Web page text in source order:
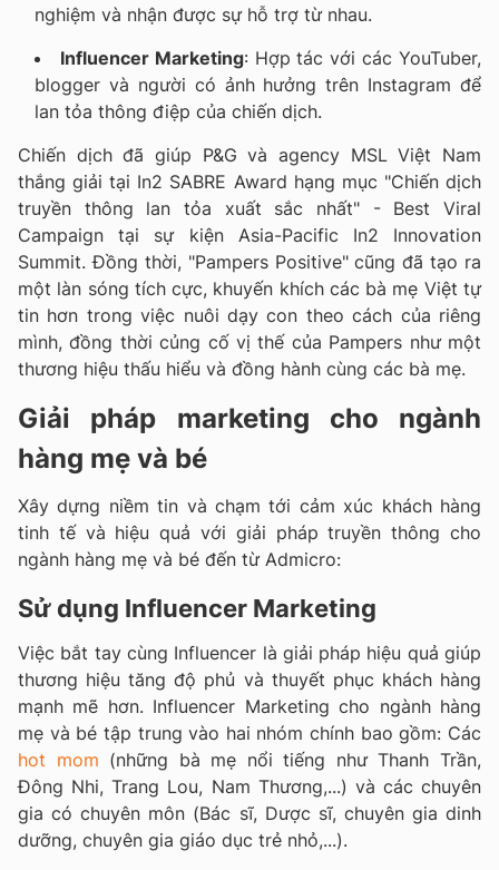
nghiệm và nhận được sự hỗ trợ từ nhau.
Influencer Marketing: Hợp tác với các YouTuber,
blogger và người có ảnh hưởng trên Instagram để
lan tỏa thông điệp của chiến dịch.
Chiến dịch đã giúp P&G và agency MSL Việt Nam
thắng giải tại In2 SABRE Award hạng mục "Chiến dịch
truyền thông lan tỏa xuất sắc nhất" - Best Viral
Campaign tại sự kiện Asia-Pacific In2 Innovation
Summit. Đồng thời, "Pampers Positive" cũng đã tạo ra
một làn sóng tích cực, khuyến khích các bà mẹ Việt tự
tin hơn trong việc nuôi dạy con theo cách của riêng
mình, đồng thời củng cố vị thế của Pampers như một
thương hiệu thấu hiểu và đồng hành cùng các bà mẹ.
Giải pháp marketing cho ngành
hàng mẹ và bé
Xây dựng niềm tin và chạm tới cảm xúc khách hàng
tinh tế và hiệu quả với giải pháp truyền thông cho
ngành hàng mẹ và bé đến từ Admicro:
Sử dụng Influencer Marketing
Việc bắt tay cùng Influencer là giải pháp hiệu quả giúp
thương hiệu tăng độ phủ và thuyết phục khách hàng
mạnh mẽ hơn. Influencer Marketing cho ngành hàng
mẹ và bé tập trung vào hai nhóm chính bao gồm: Các
hot mom (những bà mẹ nổi tiếng như Thanh Trần,
Đông Nhi, Trang Lou, Nam Thương,...) và các chuyên
gia có chuyên môn (Bác sĩ, Dược sĩ, chuyên gia dinh
dưỡng, chuyên gia giáo dục trẻ nhỏ,...).